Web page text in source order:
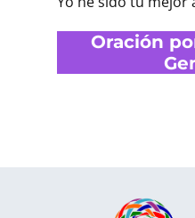
Oración